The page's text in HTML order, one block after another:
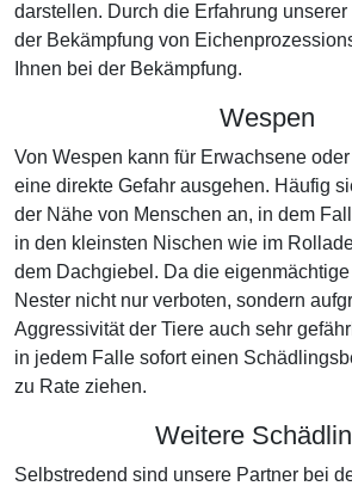
darstellen. Durch die Erfahrung
der Bekämpfung von
Ihnen bei der Bekämpfung.
Wespen
Von Wespen kann für Erwachsene
eine direkte Gefahr ausgehen. Häufig
der Nähe von Menschen an, in dem
in den kleinsten Nischen wie im
dem Dachgiebel. Da die
Nester nicht nur verboten, sondern
Aggressivität der Tiere auch sehr
in jedem Falle sofort einen
zu Rate ziehen.
Weitere
Selbstredend sind unsere Partner bei